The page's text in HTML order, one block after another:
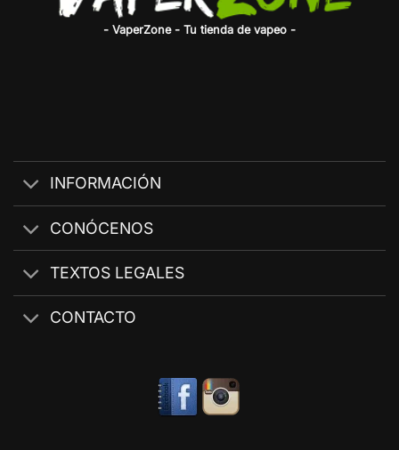
- VaperZone - Tu tienda de vapeo -
INFORMACIÓN
CONÓCENOS
TEXTOS LEGALES
CONTACTO